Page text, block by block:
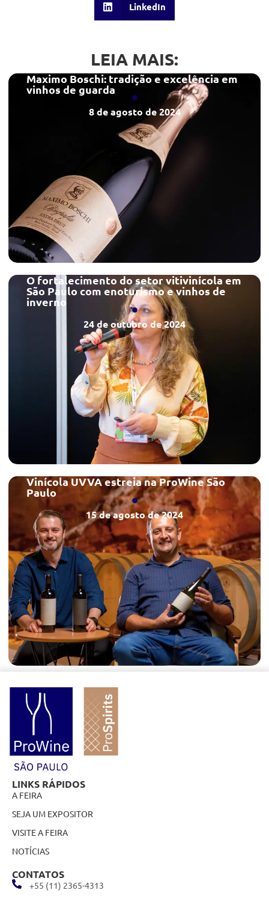
LinkedIn
LEIA MAIS:
Maximo Boschi: tradição e excelência em
vinhos de guarda
8 de agosto de 2024
O fortalecimento do setor vitivinícola em
São Paulo com enoturismo e vinhos de
inverno
24 de outubro de 2024
Vinícola UVVA estreia na ProWine São
Paulo
15 de agosto de 2024
LINKS RÁPIDOS
A FEIRA
SEJA UM EXPOSITOR
VISITE A FEIRA
NOTÍCIAS
+55 (11) 2365-4313
CONTATOS